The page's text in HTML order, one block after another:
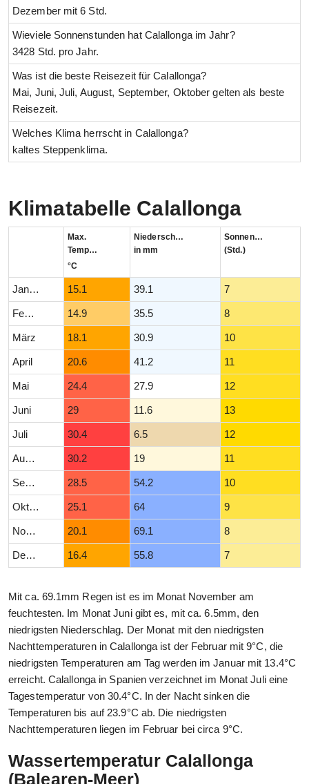
Dezember mit 6 Std.
Wieviele Sonnenstunden hat Calallonga im Jahr?
3428 Std. pro Jahr.
Was ist die beste Reisezeit für Calallonga?
Mai, Juni, Juli, August, September, Oktober gelten als beste
Reisezeit.
Welches Klima herrscht in Calallonga?
kaltes Steppenklima.
Klimatabelle Calallonga
Max.
Temperatur
°C
Niederschlag
in mm
Sonnenstunden
(Std.)
Januar 15.1 39.1 7
Februar 14.9 35.5 8
März 18.1 30.9 10
April 20.6 41.2 11
Mai 24.4 27.9 12
Juni 29 11.6 13
Juli 30.4 6.5 12
August 30.2 19 11
September 28.5 54.2 10
Oktober 25.1 64 9
November 20.1 69.1 8
Dezember 16.4 55.8 7
Mit ca. 69.1mm Regen ist es im Monat November am
feuchtesten. Im Monat Juni gibt es, mit ca. 6.5mm, den
niedrigsten Niederschlag. Der Monat mit den niedrigsten
Nachttemperaturen in Calallonga ist der Februar mit 9°C, die
niedrigsten Temperaturen am Tag werden im Januar mit 13.4°C
erreicht. Calallonga in Spanien verzeichnet im Monat Juli eine
Tagestemperatur von 30.4°C. In der Nacht sinken die
Temperaturen bis auf 23.9°C ab. Die niedrigsten
Nachttemperaturen liegen im Februar bei circa 9°C.
Wassertemperatur Calallonga
(Balearen-Meer)